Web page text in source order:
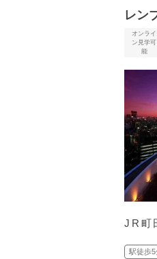
レン
オンライ
ン見学可
能
JR町
駅徒歩5